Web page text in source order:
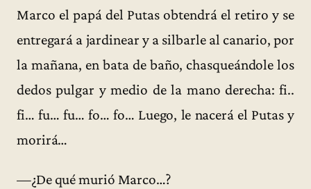
Marco el papá del Putas obtendrá el retiro y se
entregará a jardinear y a silbarle al canario, por
la mañana, en bata de baño, chasqueándole los
dedos pulgar y medio de la mano derecha: fi..
fi… fu… fu… fo… fo… Luego, le nacerá el Putas y
morirá…
—¿De qué murió Marco…?